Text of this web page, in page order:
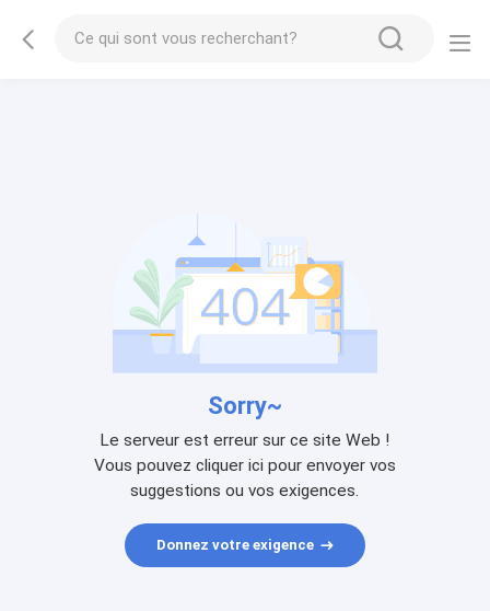
Sorry~
Le serveur est erreur sur ce site Web !
Vous pouvez cliquer ici pour envoyer vos
suggestions ou vos exigences.
Donnez votre exigence